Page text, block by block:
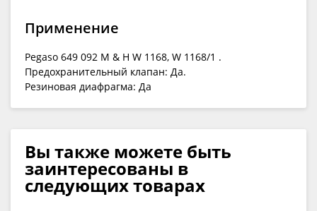
Применение
Pegaso 649 092 M & H W 1168, W 1168/1 .
Предохранительный клапан: Да.
Резиновая диафрагма: Да
Вы также можете быть
заинтересованы в
следующих товарах